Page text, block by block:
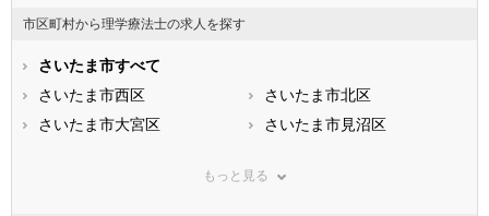
石川県
福井県
静岡県
滋賀県
大阪府
兵庫県
和歌山県
山口県
市区町村から理学療法士の求人を探す
さいたま市すべて
さいたま市西区
さいたま市北区
さいたま市大宮区
さいたま市見沼区
さいたま市南区
もっと見る